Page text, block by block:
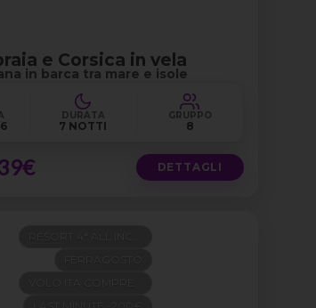
e Corsica in vela
in barca tra mare e isole
DURATA
7 NOTTI
GRUPPO
8
DETTAGLI